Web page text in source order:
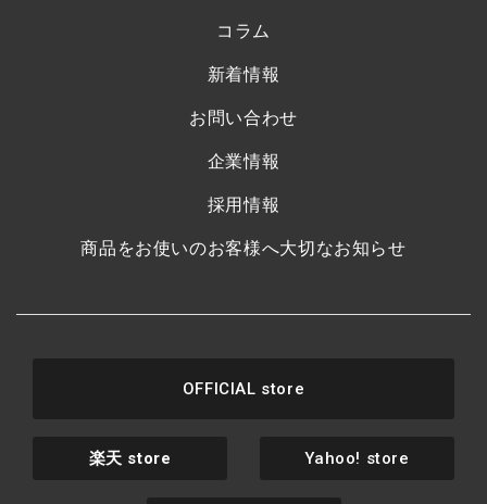
コラム
新着情報
お問い合わせ
企業情報
採用情報
商品をお使いのお客様へ大切なお知らせ
OFFICIAL store
楽天 store Yahoo! store